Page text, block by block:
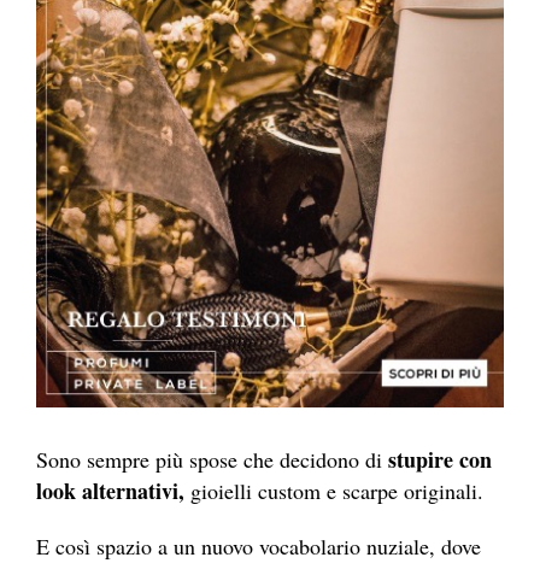
Sono sempre più spose che decidono di stupire con
look alternativi, gioielli custom e scarpe originali.
E così spazio a un nuovo vocabolario nuziale, dove